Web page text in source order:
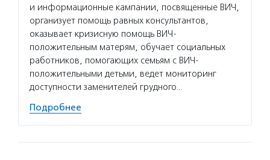
и информационные кампании, посвященные ВИЧ,
организует помощь равных консультантов,
оказывает кризисную помощь ВИЧ-
положительным матерям, обучает социальных
работников, помогающих семьям с ВИЧ-
положительными детьми, ведет мониторинг
доступности заменителей грудного…
Подробнее